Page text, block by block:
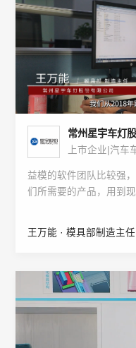
常州星宇车灯
上市企业|汽车
益模的软件团队比较强
们所需要的产品，用到
王万能 · 模具部制造主任